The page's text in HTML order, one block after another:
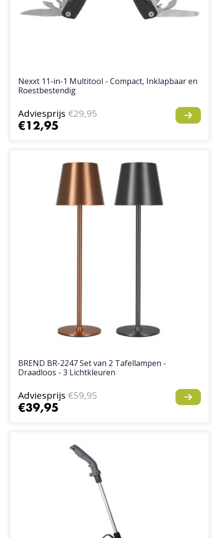
Nexxt 11-in-1 Multitool - Compact, Inklapbaar en
Roestbestendig
Adviesprijs €29,95
€12,95
BREND BR-2247 Set van 2 Tafellampen -
Draadloos - 3 Lichtkleuren
Adviesprijs €59,95
€39,95